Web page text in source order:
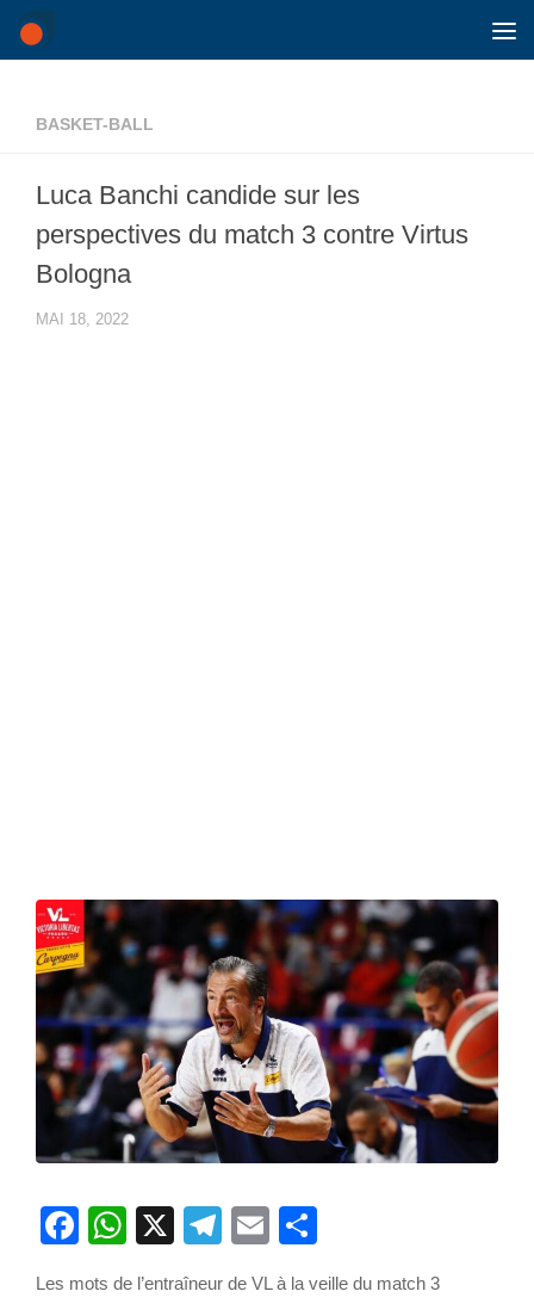
Skip to content
BASKET-BALL
Luca Banchi candide sur les
perspectives du match 3 contre Virtus
Bologna
MAI 18, 2022
Facebook
WhatsApp
X Telegram
Email
Les mots de l’entraîneur de VL à la veille du match 3